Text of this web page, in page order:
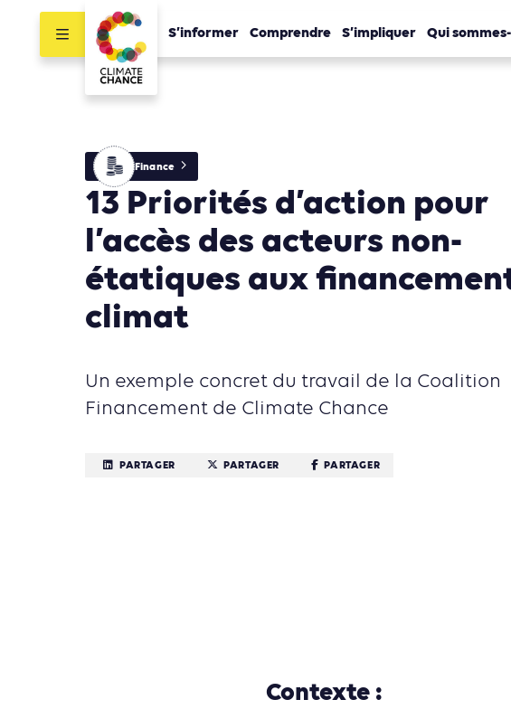
S’informer Comprendre S’impliquer Qui
Finance
13 Priorités d’action pour
l’accès des acteurs non-
étatiques aux
climat
Un exemple concret du travail de la Coalition
Financement de Climate Chance
PARTAGER PARTAGER PARTAGER
Contexte :